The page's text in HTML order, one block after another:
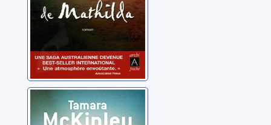
Les fleurs du
repentir